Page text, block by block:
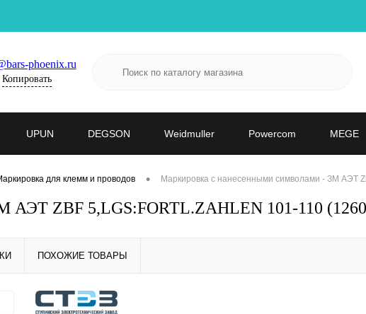
phoenix.ru
Копировать
UPUN DEGSON Weidmuller Powercom MEGE
для клемм и проводов • Маркировка с нанесенными символами - ЗМ АЭТ
АЭТ ZBF 5,LGS:FORTL.ZAHLEN 101-110
ПОХОЖИЕ ТОВАРЫ